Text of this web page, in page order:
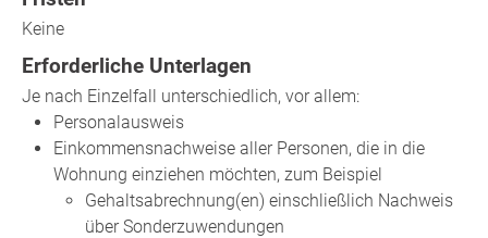
Keine
Erforderliche Unterlagen
Je nach Einzelfall unterschiedlich, vor allem:
Personalausweis
Einkommensnachweise aller Personen, die in die
Wohnung einziehen möchten, zum Beispiel
Gehaltsabrechnung(en) einschließlich Nachweis
über Sonderzuwendungen